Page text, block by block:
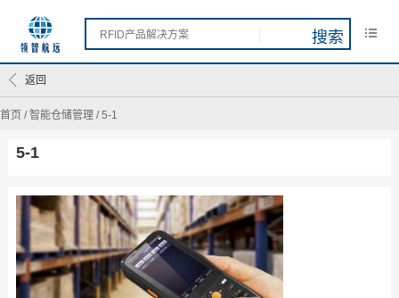
首页 /智能仓储管理 /5-1
返回
5-1